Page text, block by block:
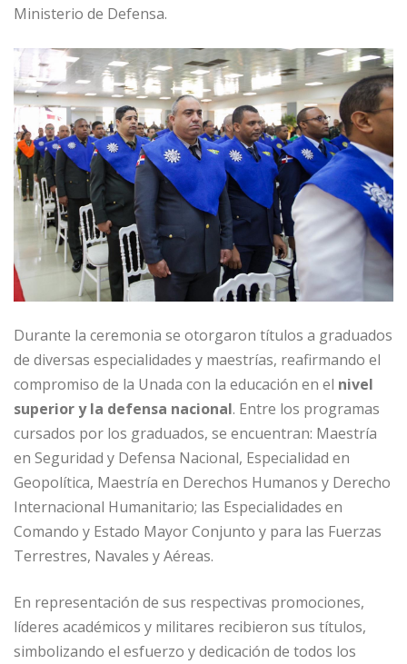
Ministerio de Defensa.
Durante la ceremonia se otorgaron títulos a graduados
de diversas especialidades y maestrías, reafirmando el
compromiso de la Unada con la educación en el nivel
superior y la defensa nacional. Entre los programas
cursados por los graduados, se encuentran: Maestría
en Seguridad y Defensa Nacional, Especialidad en
Geopolítica, Maestría en Derechos Humanos y Derecho
Internacional Humanitario; las Especialidades en
Comando y Estado Mayor Conjunto y para las Fuerzas
Terrestres, Navales y Aéreas.
En representación de sus respectivas promociones,
líderes académicos y militares recibieron sus títulos,
simbolizando el esfuerzo y dedicación de todos los